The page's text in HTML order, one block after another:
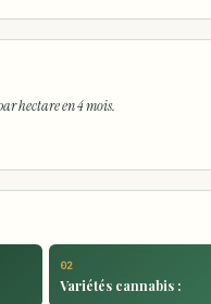
hectare en 4 mois.
02
Variétés cannabis :